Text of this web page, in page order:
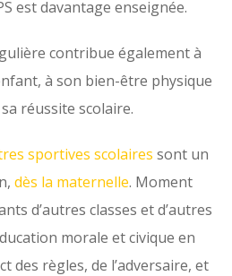
est davantage enseignée.
contribue également à
à son bien-être physique
réussite scolaire.
sportives scolaires sont un
dès la maternelle. Moment
d’autres classes et d’autres
morale et civique en
des règles, de l’adversaire, et